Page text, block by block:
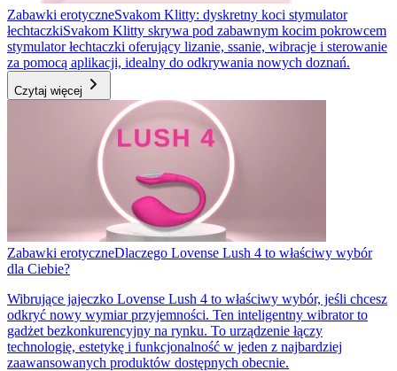
Zabawki erotyczneSvakom Klitty: dyskretny koci stymulator
łechtaczkiSvakom Klitty skrywa pod zabawnym kocim pokrowcem
stymulator łechtaczki oferujący lizanie, ssanie, wibracje i sterowanie
za pomocą aplikacji, idealny do odkrywania nowych doznań.
Czytaj więcej
Zabawki erotyczneDlaczego Lovense Lush 4 to właściwy wybór
dla Ciebie?
Wibrujące jajeczko Lovense Lush 4 to właściwy wybór, jeśli chcesz
odkryć nowy wymiar przyjemności. Ten inteligentny wibrator to
gadżet bezkonkurencyjny na rynku. To urządzenie łączy
technologię, estetykę i funkcjonalność w jeden z najbardziej
zaawansowanych produktów dostępnych obecnie.